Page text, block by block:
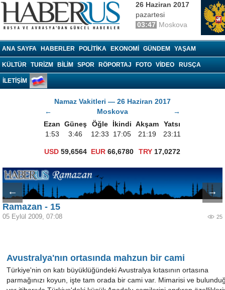
26 Haziran 2017
pazartesi
03:47 Moskova
ANA SAYFA HABERLER POLITIKA EKONOMI GÜNDEM YAŞAM
KÜLTÜR TURIZM BILIM SPOR RÖPORTAJ FOTO VIDEO RUSÇA
İLETİŞİM
Namaz Vakitleri — 26 Haziran 2017
←
Moskova
→
Ezan Güneş Öğle İkindi Akşam
Yatsı
1:53
3:46 12:33 17:05 21:19 23:11
USD 59,6564 EUR 66,6780 TRY17,0272
← →
Ramazan - 15
05 Eylül 2009, 07:08 25
Avustralya'nın ortasında mahzun bir cami
Türkiye'nin on katı büyüklüğündeki Avustralya kıtasının ortasına
parmağınızı koyun, işte tam orada bir cami var. Mimarisi ve